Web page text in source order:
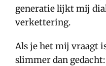
generatie lijkt mij
verkettering.
Als je het mij vraagt
slimmer dan gedacht: